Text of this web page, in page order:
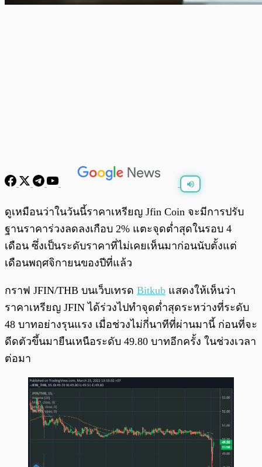
พร้อมเล่น 0:00 0:00
ดูเหมือนว่าในวันนี้ราคาเหรียญ Jfin Coin จะมีการปรับ
ฐานราคาร่วงลดลงเกือบ 2% แตะจุดต่ำสุดในรอบ 4
เดือน ซึ่งเป็นระดับราคาที่ไม่เคยเห็นมาก่อนนับตั้งแต่
เดือนพฤศจิกายนของปีที่แล้ว
กราฟ JFIN/THB บนเว็บเทรด Bitkub แสดงให้เห็นว่า
ราคาเหรียญ JFIN ได้ร่วงไปทำจุดต่ำสุดระหว่างที่ระดับ
48 บาทอย่างรุนแรง เมื่อช่วงไม่กี่นาทีที่ผ่านมานี้ ก่อนที่จะ
ดีดตัวขึ้นมายืนเหนือระดับ 49.80 บาทอีกครั้ง ในช่วงเวลา
ต่อมา